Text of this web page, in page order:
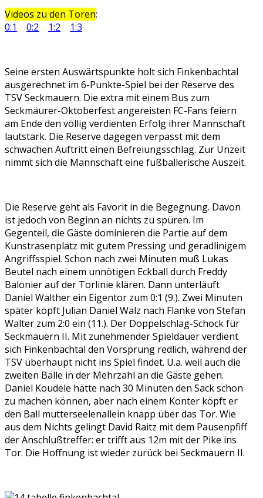
Videos zu den Toren:
0:1
0:2 1:2 1:3
Seine ersten Auswärtspunkte holt sich Finkenbachtal
ausgerechnet im 6-Punkte-Spiel bei der Reserve des
TSV Seckmauern. Die extra mit einem Bus zum
Seckmäurer-Oktoberfest angereisten FC-Fans feiern
am Ende den völlig verdienten Erfolg ihrer Mannschaft
lautstark. Die Reserve dagegen verpasst mit dem
schwachen Auftritt einen Befreiungsschlag. Zur Unzeit
nimmt sich die Mannschaft eine fußballerische Auszeit.
Die Reserve geht als Favorit in die Begegnung. Davon
ist jedoch von Beginn an nichts zu spüren. Im
Gegenteil, die Gäste dominieren die Partie auf dem
Kunstrasenplatz mit gutem Pressing und geradlinigem
Angriffsspiel. Schon nach zwei Minuten muß Lukas
Beutel nach einem unnötigen Eckball durch Freddy
Balonier auf der Torlinie klären. Dann unterläuft
Daniel Walther ein Eigentor zum 0:1 (9.). Zwei Minuten
später köpft Julian Daniel Walz nach Flanke von Stefan
Walter zum 2:0 ein (11.). Der Doppelschlag-Schock für
Seckmauern II. Mit zunehmender Spieldauer verdient
sich Finkenbachtal den Vorsprung redlich, während der
TSV überhaupt nicht ins Spiel findet. U.a. weil auch die
zweiten Bälle in der Mehrzahl an die Gäste gehen.
Daniel Koudele hätte nach 30 Minuten den Sack schon
zu machen können, aber nach einem Konter köpft er
den Ball mutterseelenallein knapp über das Tor. Wie
aus dem Nichts gelingt David Raitz mit dem Pausenpfiff
der Anschlußtreffer: er trifft aus 12m mit der Pike ins
Tor. Die Hoffnung ist wieder zurück bei Seckmauern II.